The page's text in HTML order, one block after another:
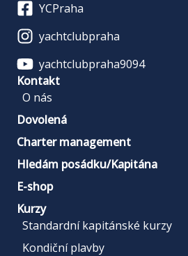
YCPraha
yachtclubpraha
yachtclubpraha9094
Kontakt
O nás
Dovolená
Charter management
Hledám posádku/Kapitána
E-shop
Kurzy
Standardní kapitánské kurzy
Kondiční plavby